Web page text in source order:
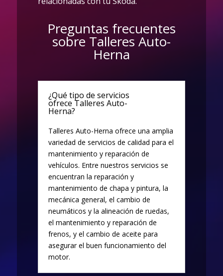
Preguntas frecuentes
sobre Talleres Auto-
Herna
¿Qué tipo de servicios
ofrece Talleres Auto-
Herna?
Talleres Auto-Herna ofrece una amplia
variedad de servicios de calidad para el
mantenimiento y reparación de
vehículos. Entre nuestros servicios se
encuentran la reparación y
mantenimiento de chapa y pintura, la
mecánica general, el cambio de
neumáticos y la alineación de ruedas,
el mantenimiento y reparación de
frenos, y el cambio de aceite para
asegurar el buen funcionamiento del
motor.